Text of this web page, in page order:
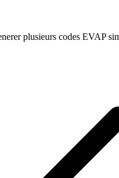
plusieurs codes EVAP